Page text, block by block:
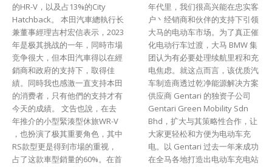
的HR-V，以及占13%的City
Hatchback。 本田汽車總執行长
兼董事經理吉村宏信表示，2023
年是极其挑战的一年，同時市場
竞争很大，但本田汽車得以在經
銷商和政府的支持下，取得佳
績。同時我也感激一直支持本田
的消费者，只有他們的支持才有
今天的成績。 文告也說，在去
年推介的小型緊湊型休旅WR-V
，也扮演了极其重要角色，其中
RS款型更是得到市場的重视，
占了这款車型銷量的60%。在首
年代里，我们很高兴能在忠实客
户丶经销商和伙伴的支持下引领
大马的电动车市场。为了真正催
化电动行车过渡，大马 BMW 集
团认为有必要处理续航里程和充
电焦虑。就这点而言，该优质汽
车制造商透过乾净能源解决方案
供应商 Gentari 的独资子公司
Gentari Green Mobility Sdn
Bhd，扩大与其策略性合作，让
大家更轻松和方便为电动车充
电。以 Gentari 过去一年来成功
在全马各地打造出电动车充电站